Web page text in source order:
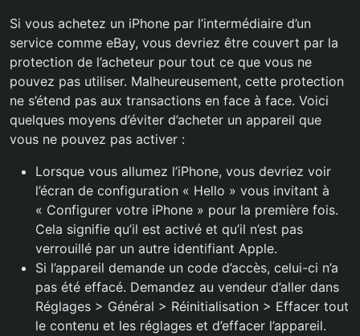
Si vous achetez un iPhone par l’intermédiaire d’un
service comme eBay, vous devriez être couvert par la
protection de l’acheteur pour tout ce que vous ne
pouvez pas utiliser. Malheureusement, cette protection
ne s’étend pas aux transactions en face à face. Voici
quelques moyens d’éviter d’acheter un appareil que
vous ne pouvez pas activer :
Lorsque vous allumez l’iPhone, vous devriez voir
l’écran de configuration « Hello » vous invitant à
« Configurer votre iPhone » pour la première fois.
Cela signifie qu’il est activé et qu’il n’est pas
verrouillé par un autre identifiant Apple.
Si l’appareil demande un code d’accès, celui-ci n’a
pas été effacé. Demandez au vendeur d’aller dans
Réglages > Général > Réinitialisation > Effacer tout
le contenu et les réglages et d’effacer l’appareil.